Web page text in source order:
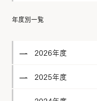
年度別一覧
2026年度
2025年度